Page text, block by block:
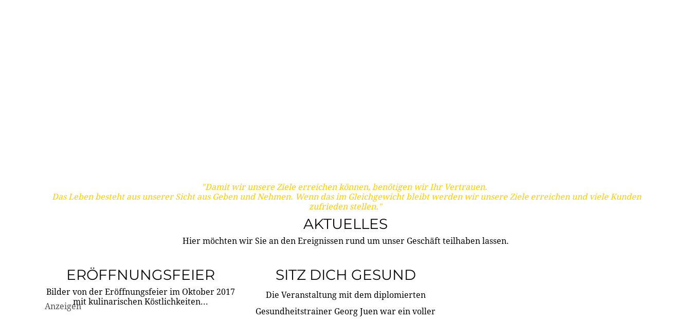
"Damit wir unsere Ziele erreichen können, benötigen wir Ihr Vertrauen.
Das Leben besteht aus unserer Sicht aus Geben und Nehmen. Wenn das im Gleichgewicht bleibt werden wir unsere Ziele erreichen und viele Kunden
zufrieden stellen."
AKTUELLES
Hier möchten wir Sie an den Ereignissen rund um unser Geschäft teilhaben lassen.
ERÖFFNUNGSFEIER
Bilder von der Eröffnungsfeier im Oktober 2017
mit kulinarischen Köstlichkeiten...
Anzeigen
SITZ DICH GESUND
Die Veranstaltung mit dem diplomierten
Gesundheitstrainer Georg Juen war ein voller